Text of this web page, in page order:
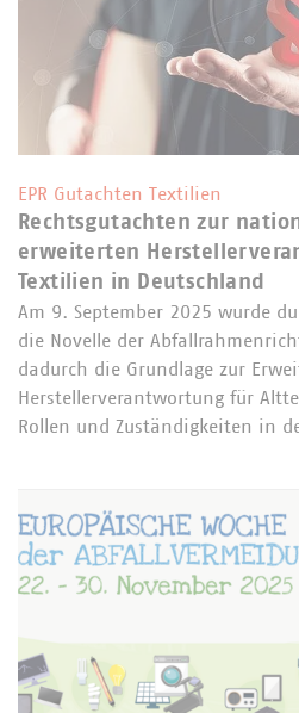
EPR Gutachten Textilien
Rechtsgutachten zur
erweiterten
Textilien in Deutschland
Am 9. September 2025 wurde
die Novelle der
dadurch die Grundlage zur
Herstellerverantwortung für
Rollen und Zuständigkeiten in